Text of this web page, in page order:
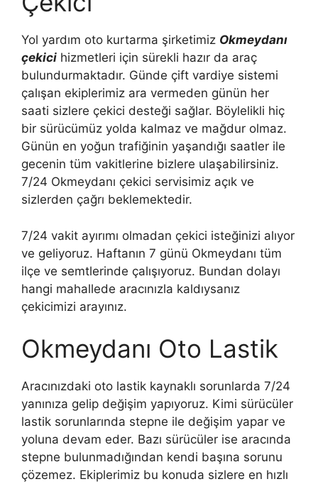
Yol yardım oto kurtarma şirketimiz Okmeydanı
çekici hizmetleri için sürekli hazır da araç
bulundurmaktadır. Günde çift vardiye sistemi
çalışan ekiplerimiz ara vermeden günün her
saati sizlere çekici desteği sağlar. Böylelikli hiç
bir sürücümüz yolda kalmaz ve mağdur olmaz.
Günün en yoğun trafiğinin yaşandığı saatler ile
gecenin tüm vakitlerine bizlere ulaşabilirsiniz.
7/24 Okmeydanı çekici servisimiz açık ve
sizlerden çağrı beklemektedir.
7/24 vakit ayırımı olmadan çekici isteğinizi alıyor
ve geliyoruz. Haftanın 7 günü Okmeydanı tüm
ilçe ve semtlerinde çalışıyoruz. Bundan dolayı
hangi mahallede aracınızla kaldıysanız
çekicimizi arayınız.
Okmeydanı Oto Lastik
Aracınızdaki oto lastik kaynaklı sorunlarda 7/24
yanınıza gelip değişim yapıyoruz. Kimi sürücüler
lastik sorunlarında stepne ile değişim yapar ve
yoluna devam eder. Bazı sürücüler ise aracında
stepne bulunmadığından kendi başına sorunu
çözemez. Ekiplerimiz bu konuda sizlere en hızlı